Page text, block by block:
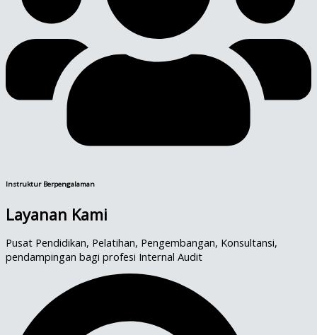
Instruktur Berpengalaman
Layanan Kami
Pusat Pendidikan, Pelatihan, Pengembangan, Konsultansi,
pendampingan bagi profesi Internal Audit